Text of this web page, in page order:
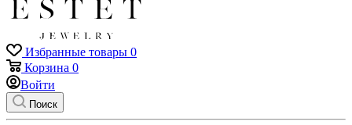
Избранные товары 0
Корзина 0
Войти
Поиск